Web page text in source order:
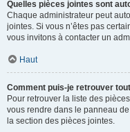
Quelles pièces jointes sont
Chaque administrateur peut
jointes. Si vous n’êtes pas
vous invitons à contacter un
Haut
Comment puis-je retrouver
Pour retrouver la liste des
vous rendre dans le panneau
la section des pièces jointes.